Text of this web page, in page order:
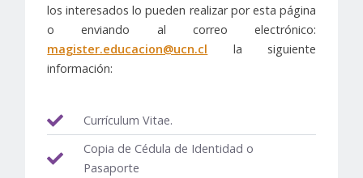
los interesados lo pueden realizar por esta página
o enviando al correo electrónico:
magister.educacion@ucn.cl la siguiente
información:
Currículum Vitae.
Copia de Cédula de Identidad o
Pasaporte